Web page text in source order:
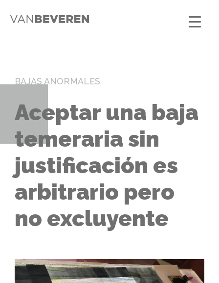
BAJAS ANORMALES
Aceptar una baja
temeraria sin
justificación es
arbitrario pero
no excluyente